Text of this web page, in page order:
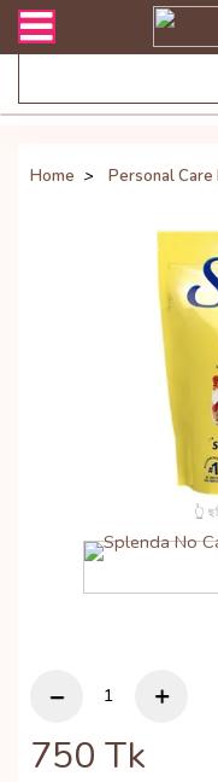
সংক্রান্ত যেকোনো
Home > Personal Care
👆
750 Tk